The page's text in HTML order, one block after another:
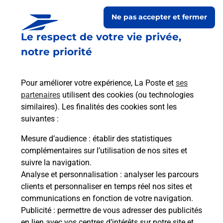
Le respect de votre vie privée,
notre priorité
Pour améliorer votre expérience, La Poste et ses
partenaires utilisent des cookies (ou technologies
similaires). Les finalités des cookies sont les
suivantes :
Mesure d’audience : établir des statistiques
complémentaires sur l’utilisation de nos sites et
suivre la navigation.
Analyse et personnalisation : analyser les parcours
clients et personnaliser en temps réel nos sites et
communications en fonction de votre navigation.
Publicité : permettre de vous adresser des publicités
Ne pas accepter et fermer
Boîte aux lettres La Poste
Prochaine collecte du courrier vendredi
09h00
1 Rue Des Tilleuls
09500 Besset
Itinéraire
Le lien s'ouvre dans un nouvel onglet